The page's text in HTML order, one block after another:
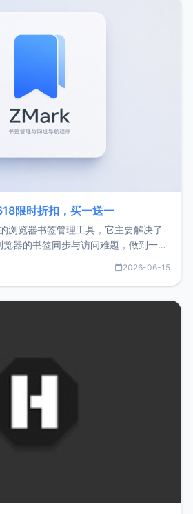
限时折扣，买一送一
浏览器书签管理工具，它主要解决了
器的书签同步与访问难题，做到一处
官网地址：
2026-06-15